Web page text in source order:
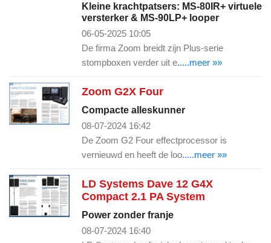
Kleine krachtpatsers: MS-80IR+ virtuele
versterker & MS-90LP+ looper
06-05-2025 10:05
De firma Zoom breidt zijn Plus-serie
stompboxen verder uit e.....meer »»
Zoom G2X Four
Compacte alleskunner
08-07-2024 16:42
De Zoom G2 Four effectprocessor is
vernieuwd en heeft de loo.....meer »»
LD Systems Dave 12 G4X
Compact 2.1 PA System
Power zonder franje
08-07-2024 16:40